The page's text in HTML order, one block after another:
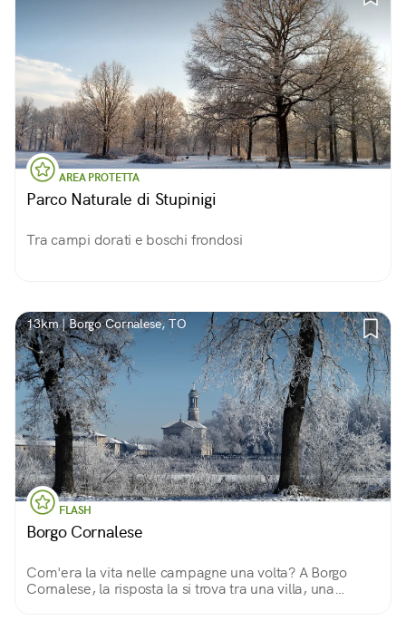
AREA PROTETTA
Parco Naturale di Stupinigi
Tra campi dorati e boschi frondosi
13km | Borgo Cornalese, TO
FLASH
Borgo Cornalese
Com'era la vita nelle campagne una volta? A Borgo
Cornalese, la risposta la si trova tra una villa, una